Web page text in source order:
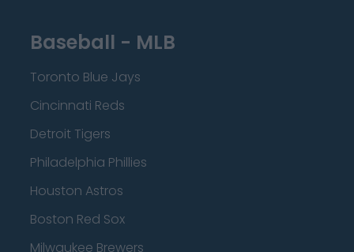
Baseball - MLB
Toronto Blue Jays
Cincinnati Reds
Detroit Tigers
Philadelphia Phillies
Houston Astros
Boston Red Sox
Milwaukee Brewers